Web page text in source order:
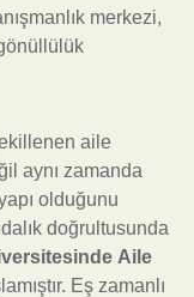
merkezi,
aile
aynı zamanda
olduğunu
doğrultusunda
Aile
Eş zamanlı